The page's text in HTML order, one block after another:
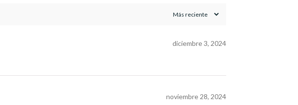
diciembre 3, 2024
noviembre 28, 2024